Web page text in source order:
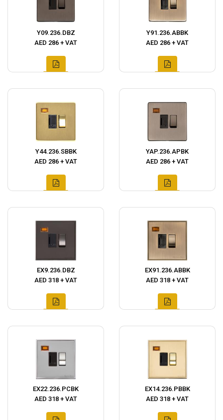
Y09.236.DBZ
AED 286 + VAT
Y91.236.ABBK
AED 286 + VAT
Y44.236.SBBK
AED 286 + VAT
YAP.236.APBK
AED 286 + VAT
EX9.236.DBZ
AED 318 + VAT
EX91.236.ABBK
AED 318 + VAT
EX22.236.PCBK
AED 318 + VAT
EX14.236.PBBK
AED 318 + VAT